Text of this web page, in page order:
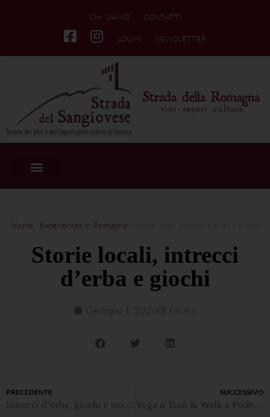
CHI SIAMO CONTATTI
LOGIN NEWSLETTER
Home Experiences in Romagna
Storie locali, intrecci
d’erba e giochi
Gennaio 1, 2026 08:43
PRECEDENTE
Intrecci d’erba, giochi e storie locali
SUCCESSIVO
Yoga o Trail & Walk a Podere La Berta